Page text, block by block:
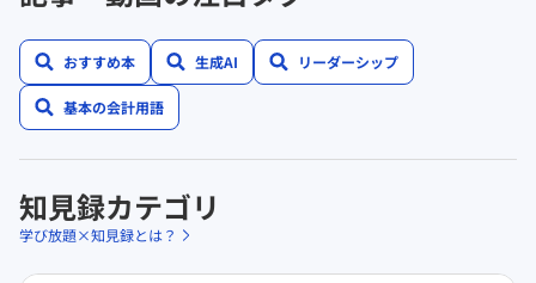
おすすめ本 生成AI リーダーシップ
基本の会計用語
知見録カテゴリ
学び放題×知見録とは？